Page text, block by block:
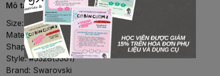
Mô tả chi tiết
Size: 4mm
Material: Crystal
Shape: Bicone
Style: #5328(5301)
Brand: Swarovski